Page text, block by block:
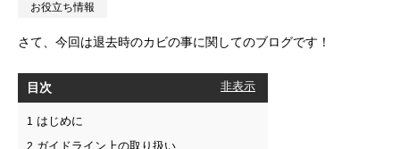
お役立ち情報
さて、今回は退去時のカビの事に関してのブログです！
目次 非表示
1 はじめに
2 ガイドライン上の取り扱い